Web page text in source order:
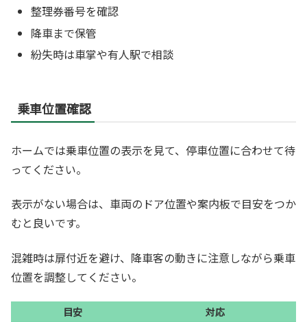
整理券番号を確認
降車まで保管
紛失時は車掌や有人駅で相談
乗車位置確認
ホームでは乗車位置の表示を見て、停車位置に合わせて待
ってください。
表示がない場合は、車両のドア位置や案内板で目安をつか
むと良いです。
混雑時は扉付近を避け、降車客の動きに注意しながら乗車
位置を調整してください。
目安 対応